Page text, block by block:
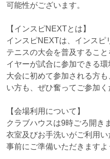
可能性がございます。
【インスピNEXTとは】
インスピNEXTは、インスピ
テニスの大会を普及するこ
イヤーが試合に参加できる環
大会に初めて参加される方
い方も、ぜひ奮ってご参加く
【会場利用について】
クラブハウスは9時ごろ開き
衣室及びお手洗いがご利用い
事前にご準備いただきますよ